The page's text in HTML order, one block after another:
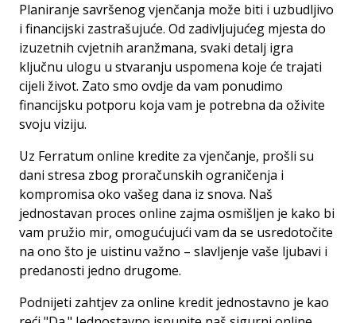
Planiranje savršenog vjenčanja može biti i uzbudljivo
i financijski zastrašujuće. Od zadivljujućeg mjesta do
izuzetnih cvjetnih aranžmana, svaki detalj igra
ključnu ulogu u stvaranju uspomena koje će trajati
cijeli život. Zato smo ovdje da vam ponudimo
financijsku potporu koja vam je potrebna da oživite
svoju viziju.
Uz Ferratum online kredite za vjenčanje, prošli su
dani stresa zbog proračunskih ograničenja i
kompromisa oko vašeg dana iz snova. Naš
jednostavan proces online zajma osmišljen je kako bi
vam pružio mir, omogućujući vam da se usredotočite
na ono što je uistinu važno – slavljenje vaše ljubavi i
predanosti jedno drugome.
Podnijeti zahtjev za online kredit jednostavno je kao